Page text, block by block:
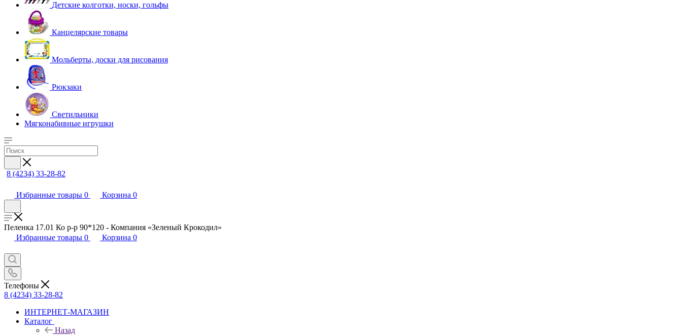
Детские колготки, носки, гольфы
Канцелярские товары
Мольберты, доски для рисования
Рюкзаки
Светильники
Мягконабивные игрушки
8 (4234) 33-28-82
Избранные товары 0 Корзина 0
Пеленка 17.01 Ко р-р 90*120 - Компания «Зеленый Крокодил»
Избранные товары 0 Корзина 0
Телефоны
8 (4234) 33-28-82
ИНТЕРНЕТ-МАГАЗИН
Каталог
Назад